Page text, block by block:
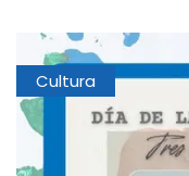
Cultura